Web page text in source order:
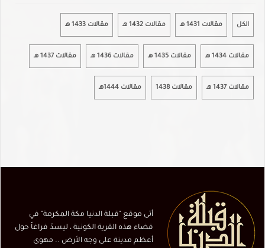
الكل مقالات 1431 هـ مقالات 1432 هـ مقالات 1433 هـ
مقالات 1434 هـ مقالات 1435 هـ مقالات 1436 هـ مقالات 1437 هـ
مقالات 1437 هـ مقالات 1438 مقالات 1444هـ
أتى موقع "قبلة الدنيا مكة المكرمة" في
فضاء هذه القرية الكونية ، ليسدّ فراغاً حول
أعظم مدينة على وجه الأرض .. مهوى